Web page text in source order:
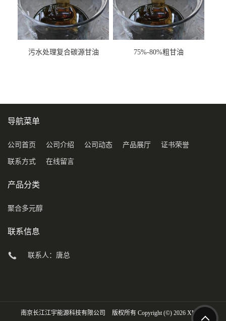
污水处理复合碳源甘油
75%-80%粗甘油
导航菜单
公司首页 公司介绍 公司动态 产品展厅 证书荣誉
联系方式 在线留言
产品分类
聚合多元醇
联系信息
联系人：唐总
南京长江江宇能源科技有限公司 版权所有 Copyright (©) 2026 XML